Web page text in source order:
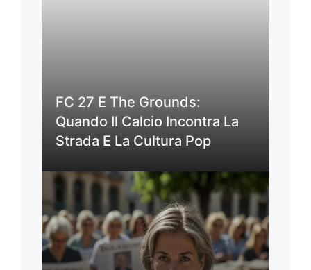
FC 27 E The Grounds:
Quando Il Calcio Incontra La
Strada E La Cultura Pop